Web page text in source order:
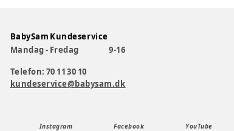
BabySam Kundeservice
Mandag - Fredag
9-16
Telefon: 70 11 30 10
kundeservice@babysam.dk
Instagram Facebook YouTube